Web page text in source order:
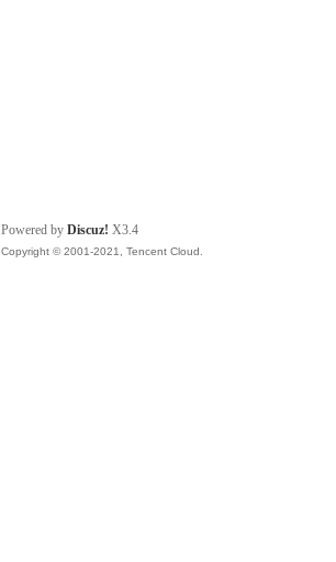
Powered by Discuz! X3.4
Copyright © 2001-2021, Tencent Cloud.